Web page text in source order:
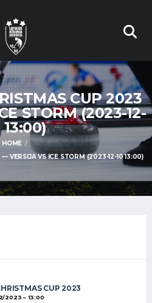
CUP 2023
STORM (2023-12-
13:00)
HOME
VERSIJA VS ICE STORM (2023-12-10 13:00)
CUP 2023
2023 13:00